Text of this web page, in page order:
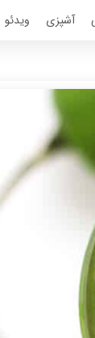
آشپزی ویدئو